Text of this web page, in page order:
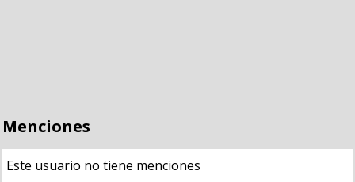
Menciones
Este usuario no tiene menciones